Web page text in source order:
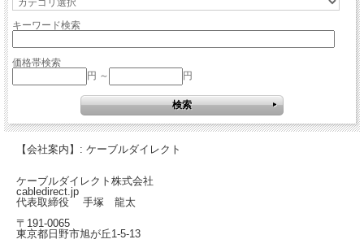
キーワード検索
価格帯検索
円 ～
円
【会社案内】: ケーブルダイレクト
ケーブルダイレクト株式会社
cabledirect.jp
代表取締役 手塚 龍太
〒191-0065
東京都日野市旭が丘1-5-13